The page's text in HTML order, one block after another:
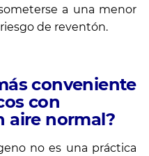
a una menor
de reventón.
conveniente
con
aire normal?
no es una práctica